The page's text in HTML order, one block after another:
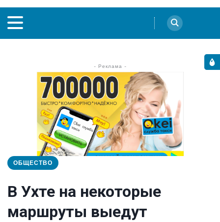
- Реклама -
ОБЩЕСТВО
В Ухте на некоторые
маршруты выедут